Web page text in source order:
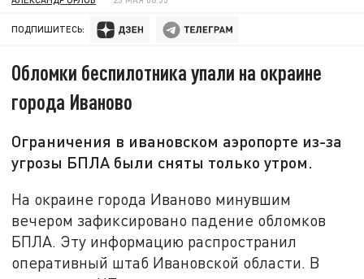
ПОДПИШИТЕСЬ:
Обломки беспилотника упали на окраине
города Иваново
Ограничения в ивановском аэропорте из-за
угрозы БПЛА были сняты только утром.
На окраине города Иваново минувшим
вечером зафиксировано падение обломков
БПЛА. Эту информацию распространил
оперативный штаб Ивановской области. В